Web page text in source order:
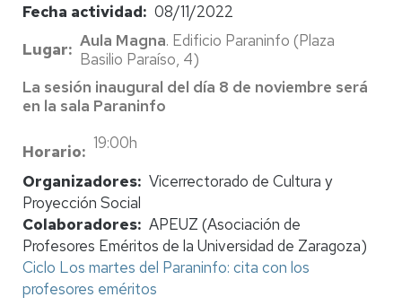
Fecha actividad
08/11/2022
Lugar
Aula Magna. Edificio Paraninfo (Plaza
Basilio Paraíso, 4)
La sesión inaugural del día 8 de noviembre será
en la sala Paraninfo
Horario
19:00h
Organizadores Vicerrectorado de Cultura y
Proyección Social
Colaboradores APEUZ (Asociación de
Profesores Eméritos de la Universidad de Zaragoza)
Ciclo Los martes del Paraninfo: cita con los
profesores eméritos